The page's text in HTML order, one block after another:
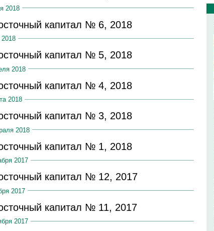
2018
капитал № 6, 2018
капитал № 5, 2018
2018
капитал № 4, 2018
2018
капитал № 3, 2018
2018
капитал № 1, 2018
2017
капитал № 12, 2017
2017
капитал № 11, 2017
2017